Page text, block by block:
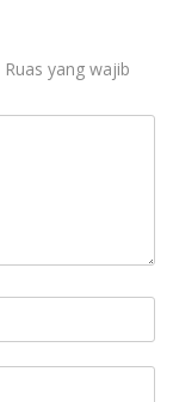
Ruas yang wajib